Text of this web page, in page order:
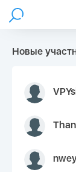
Новые
Thank you very